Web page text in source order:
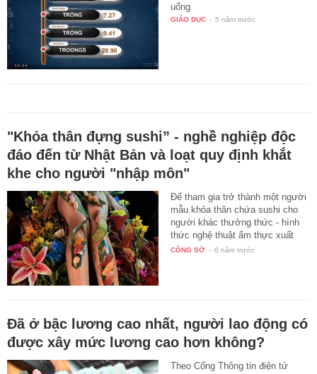
uổng.
GIÁO DỤC - 5 năm trước
"Khỏa thân đựng sushi” - nghề nghiệp độc
đáo đến từ Nhật Bản và loạt quy định khắt
khe cho người "nhập môn"
Để tham gia trở thành một người
mẫu khỏa thân chứa sushi cho
người khác thưởng thức - hình
thức nghệ thuật ẩm thực xuất
xứ…
CÔNG SỞ - 6 năm trước
Đã ở bậc lương cao nhất, người lao động có
được xây mức lương cao hơn không?
Theo Cổng Thông tin điện tử